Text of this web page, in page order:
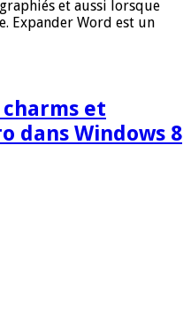
et aussi lorsque
Expander Word est un
et
dans Windows 8